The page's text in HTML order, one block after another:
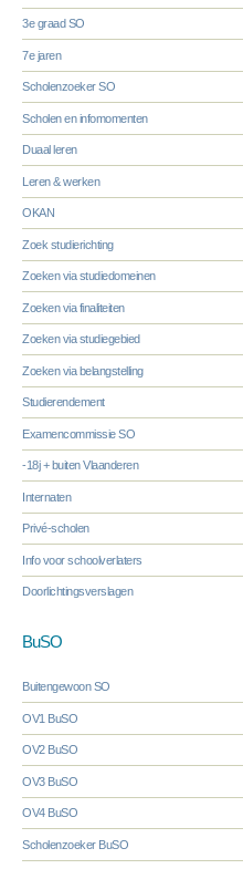
3e graad SO
7e jaren
Scholenzoeker SO
Scholen en infomomenten
Duaal leren
Leren & werken
OKAN
Zoek studierichting
Zoeken via studiedomeinen
Zoeken via finaliteiten
Zoeken via studiegebied
Zoeken via belangstelling
Studierendement
Examencommissie SO
-18j + buiten Vlaanderen
Internaten
Privé-scholen
Info voor schoolverlaters
Doorlichtingsverslagen
BuSO
Buitengewoon SO
OV1 BuSO
OV2 BuSO
OV3 BuSO
OV4 BuSO
Scholenzoeker BuSO